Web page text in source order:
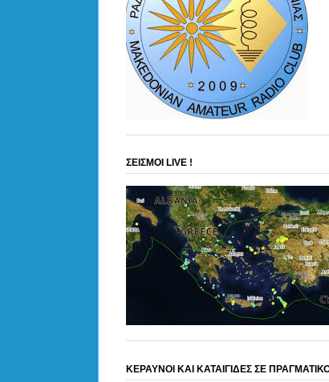
ΣΕΙΣΜΟΙ LIVE !
ΚΕΡΑΥΝΟΙ ΚΑΙ ΚΑΤΑΙΓΙΔΕΣ ΣΕ